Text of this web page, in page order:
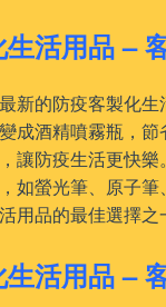
活用品 –
新的防疫客製化生
成酒精噴霧瓶，節
讓防疫生活更快
如螢光筆、原子
用品的最佳選擇之
活用品 –